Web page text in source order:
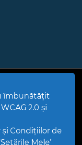
îmbunătățit
2.0 și
Condițiilor de
Mele’
site
ului